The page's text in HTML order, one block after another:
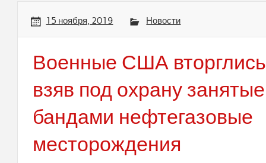
15 ноября, 2019 Новости
Военные США
взяв под охрану
бандами нефтегазовые
месторождения